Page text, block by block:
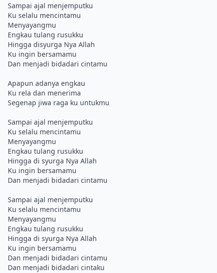
Sampai ajal menjemputku
Ku selalu mencintamu
Menyayangmu
Engkau tulang rusukku
Hingga disyurga Nya Allah
Ku ingin bersamamu
Dan menjadi bidadari cintamu
Apapun adanya engkau
Ku rela dan menerima
Segenap jiwa raga ku untukmu
Sampai ajal menjemputku
Ku selalu mencintamu
Menyayangmu
Engkau tulang rusukku
Hingga di syurga Nya Allah
Ku ingin bersamamu
Dan menjadi bidadari cintamu
Sampai ajal menjemputku
Ku selalu mencintamu
Menyayangmu
Engkau tulang rusukku
Hingga di syurga Nya Allah
Ku ingin bersamamu
Dan menjadi bidadari cintamu
Dan menjadi bidadari cintaku